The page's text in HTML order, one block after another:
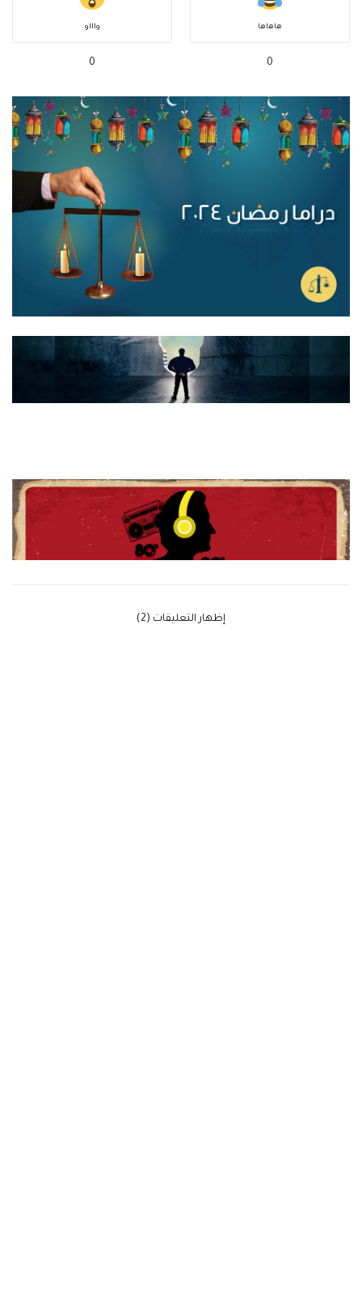
هاهاها
0
واااو
0
‫إظهار التعليقات (2)